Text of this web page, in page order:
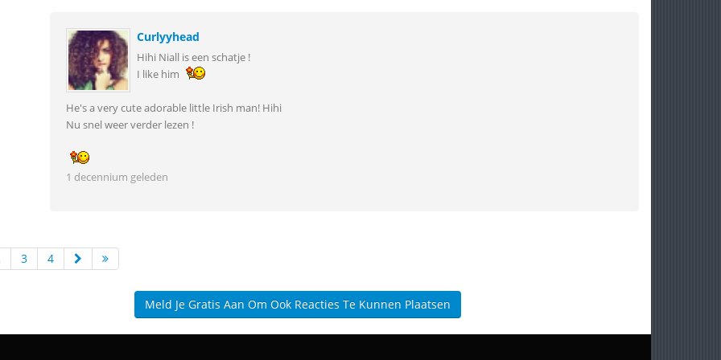
Curlyyhead
Hihi Niall is een schatje !
I like him
He's a very cute adorable little Irish man! Hihi
Nu snel weer verder lezen !
1 decennium geleden
3 4
Meld Je Gratis Aan Om Ook Reacties Te Kunnen Plaatsen